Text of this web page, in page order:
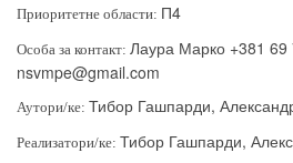
Приоритетне области: П4
Особа за контакт: Лаура Марко +381 69
nsvmpe@gmail.com
Аутори/ке: Тибор Гашпарди,
Реализатори/ке: Тибор Гашпарди,